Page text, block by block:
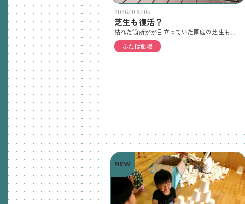
2026/08/05
芝生も復活？
ふたば劇場
NEW